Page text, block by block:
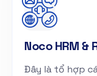
Noco HRM &
Đây là tổ hợp